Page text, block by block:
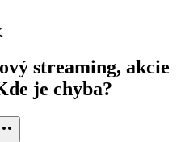
streaming, akcie
je chyba?